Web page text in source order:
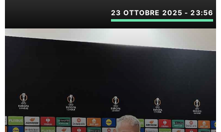
23 OTTOBRE 2025 - 23:56